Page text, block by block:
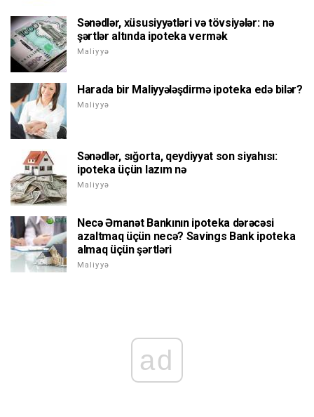
Sənədlər, xüsusiyyətləri və tövsiyələr: nə
şərtlər altında ipoteka vermək
Maliyyə
Harada bir Maliyyələşdirmə ipoteka edə bilər?
Maliyyə
Sənədlər, sığorta, qeydiyyat son siyahısı:
ipoteka üçün lazım nə
Maliyyə
Necə Əmanət Bankının ipoteka dərəcəsi
azaltmaq üçün necə? Savings Bank ipoteka
almaq üçün şərtləri
Maliyyə
ad